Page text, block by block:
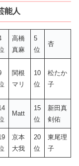
能人
高橋
真麻
5
位
杏
関根
マリ
10
位
松たか
子
Matt
15
位
新田真
剣佑
京本
大我
20
位
東尾理
子